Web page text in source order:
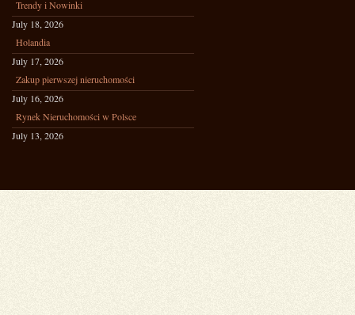
Trendy i Nowinki
July 18, 2026
Holandia
July 17, 2026
Zakup pierwszej nieruchomości
July 16, 2026
Rynek Nieruchomości w Polsce
July 13, 2026